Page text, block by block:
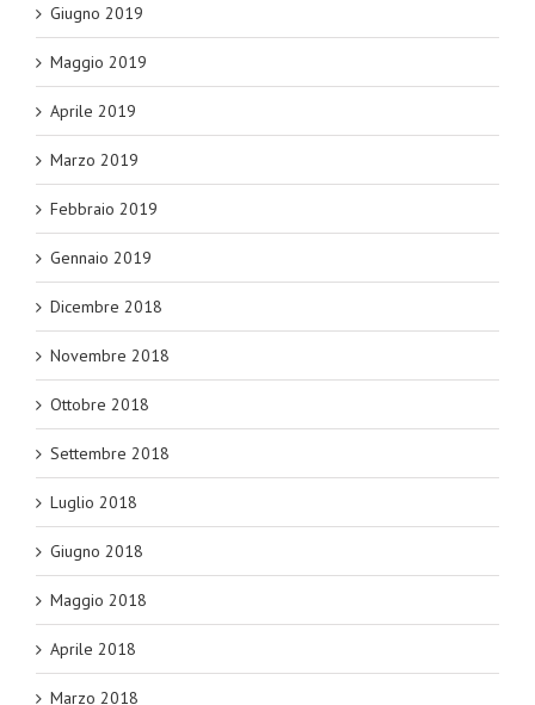
Giugno 2019
Maggio 2019
Aprile 2019
Marzo 2019
Febbraio 2019
Gennaio 2019
Dicembre 2018
Novembre 2018
Ottobre 2018
Settembre 2018
Luglio 2018
Giugno 2018
Maggio 2018
Aprile 2018
Marzo 2018